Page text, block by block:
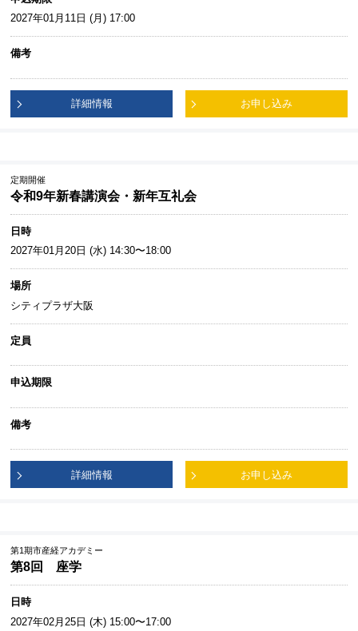
2027年01月11日 (月) 17:00
備考
詳細情報 お申し込み
定期開催
令和9年新春講演会・新年互礼会
日時
2027年01月20日 (水) 14:30〜18:00
場所
シティプラザ大阪
定員
申込期限
備考
詳細情報 お申し込み
第1期市産経アカデミー
第8回 座学
日時
2027年02月25日 (木) 15:00〜17:00